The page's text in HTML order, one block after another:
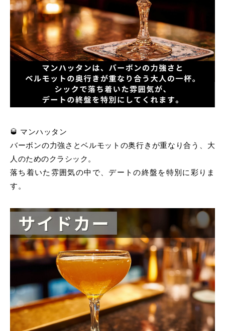
🥃 マンハッタン
バーボンの力強さとベルモットの奥行きが重なり合う、大
人のためのクラシック。
落ち着いた雰囲気の中で、デートの終盤を特別に彩りま
す。